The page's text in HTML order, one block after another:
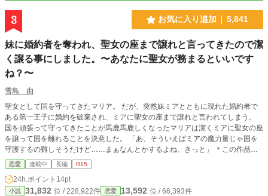
3 お気に入り追加 5,841
妹に婚約者を奪われ、聖女の座まで譲れと言ってきたので潔
く譲る事にしました。〜あなたに聖女が務まるといいです
ね？〜
雪島 由
聖女として国を守ってきたマリア。 だが、突然妹ミアとともに現れた婚約者で
ある第一王子に婚約を破棄され、ミアに聖女の座まで譲れと言われてしまう。
国を頑張って守ってきたことが馬鹿馬鹿しくなったマリアは潔くミアに聖女の座
を譲って国を離れることを決意した。 「あ、そういえばミアの魔力量じゃ国を
守護するの難しそうだけど……まぁなんとかするよね、きっと」 ＊この作品は
なろうでも連載しています。
恋愛 連載中 長編 R15
24h.ポイント 14pt
小説 31,832 位 / 228,922件 恋愛 13,592 位 / 66,393件